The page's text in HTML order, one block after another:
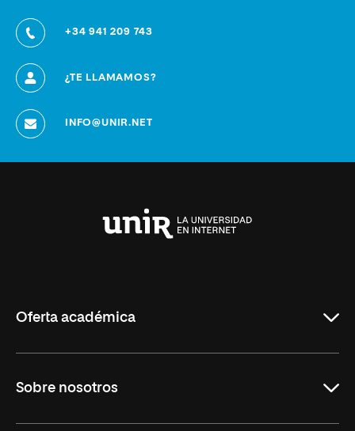
+34 941 209 743
¿TE LLAMAMOS?
INFO@UNIR.NET
Oferta académica
Másteres Oficiales
Sobre nosotros